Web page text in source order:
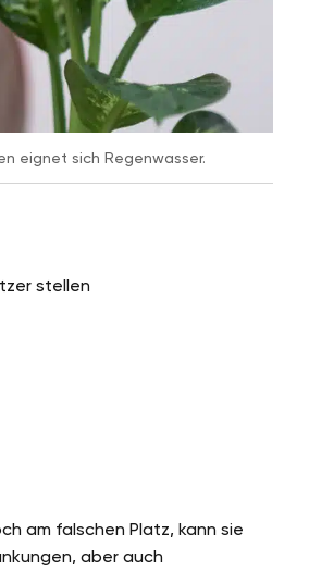
eignet sich Regenwasser.
stellen
am falschen Platz, kann sie
aber auch